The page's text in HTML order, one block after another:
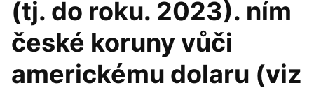
(tj. do roku. 2023). ním
české koruny vůči
americkému dolaru (viz